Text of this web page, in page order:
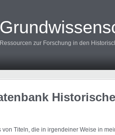
Ressourcen zur Forschung in den
von Titeln, die in irgendeiner Weise in